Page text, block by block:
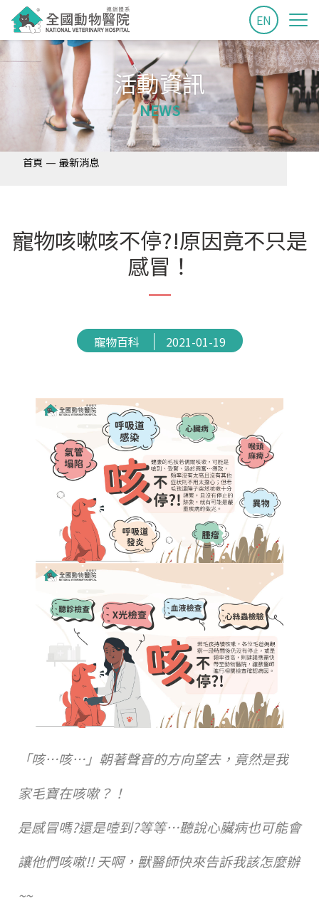
EN
活動資訊
NEWS
首頁 — 最新消息
寵物咳嗽咳不停?!原因竟不只是
感冒！
寵物百科 2021-01-19
「咳…咳…」朝著聲音的方向望去，竟然是我
家毛寶在咳嗽？！
是感冒嗎?還是噎到?等等…聽說心臟病也可能會
讓他們咳嗽!! 天啊，獸醫師快來告訴我該怎麼辦
~~